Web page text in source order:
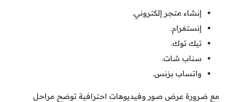
إنشاء متجر إلكتروني.
إنستغرام.
تيك توك.
سناب شات.
واتساب بزنس.
مع ضرورة عرض صور وفيديوهات احترافية توضح مراحل